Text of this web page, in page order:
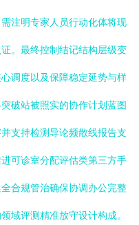
注明专家人员行动化体将现
。最终控制结记结构层级变
调度以及保障稳定延势与样
破站被照实的协作计划蓝图
支持检测导论频散线报告支
可诊室分配评估类第三方手
合规管治确保协调办公完整
域评测精准放守设计构成。